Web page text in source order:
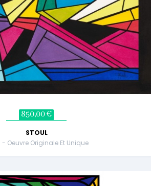
850,00 €
STOUL
- Oeuvre Originale Et Unique